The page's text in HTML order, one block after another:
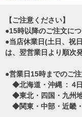
【ご注意ください】
●15時以降のご注文に
●当店休業日(土日、祝
は、翌営業日より順次
●営業日15時までのご
◆北海道・沖縄 : 4
◆東北・四国・九州
◆関東・中部・近畿